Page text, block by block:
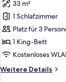
Spa-
Doppelzimmer
mit
Bergblick
anzeigen
33 m²
1 Schlafzimmer
Platz für 3
1 King-Bett
Kostenloses
Weitere Details
Weitere